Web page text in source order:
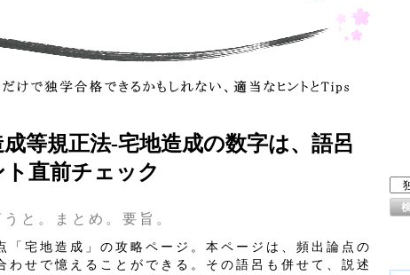
等規正法‐宅地造成の数字は、語呂
直前チェック
と。まとめ。要旨。
「宅地造成」の攻略ページ。本ページは、頻出論点の
わせで憶えることができる。その語呂も併せて、説述